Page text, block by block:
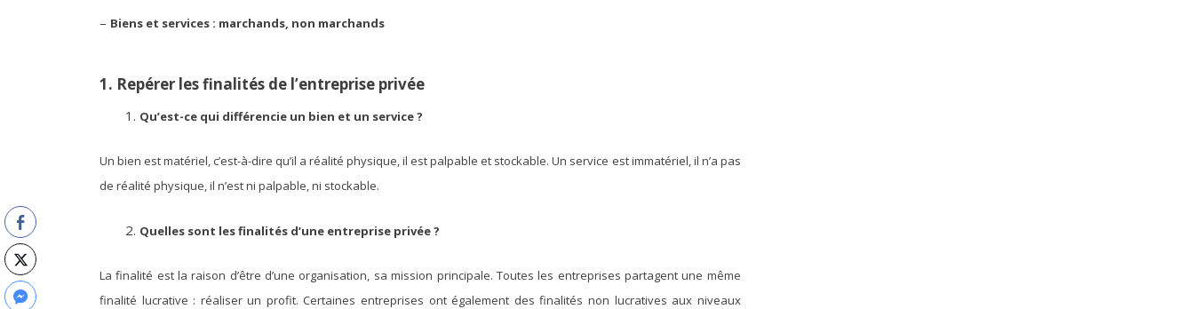
– Biens et services : marchands, non marchands
1. Repérer les finalités de l’entreprise privée
Qu’est-ce qui différencie un bien et un service ?
Un bien est matériel, c’est-à-dire qu’il a réalité physique, il est palpable et stockable. Un service est immatériel, il n’a pas
de réalité physique, il n’est ni palpable, ni stockable.
Quelles sont les finalités d’une entreprise privée ?
La finalité est la raison d’être d’une organisation, sa mission principale. Toutes les entreprises partagent une même
finalité lucrative : réaliser un profit. Certaines entreprises ont également des finalités non lucratives aux niveaux